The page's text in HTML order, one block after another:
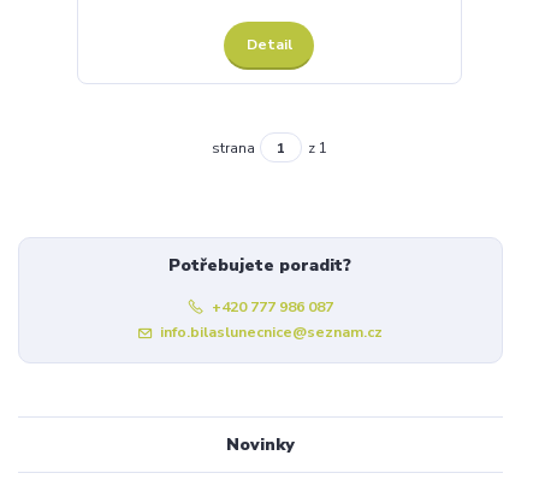
Detail
strana z 1
Potřebujete poradit?
+420 777 986 087
info.bilaslunecnice@seznam.cz
Novinky